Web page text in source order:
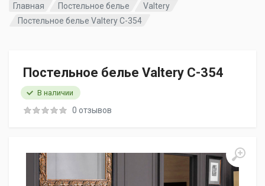
Главная Постельное белье
Valtery
Постельное белье Valtery C-354
Постельное белье Valtery C-354
0 отзывов
В наличии